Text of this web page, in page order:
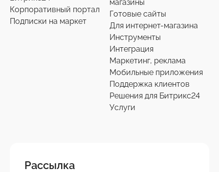
Настройки интеграций с маркетплайсами
Экспертиза производительности
Переход на старшие редакции8
Корпоративный портал
Подписки на маркет
магазины
Готовые сайты
Для интернет-магазина
Инструменты
Интеграция
Маркетинг, реклама
Мобильные приложения
Поддержка клиентов
Решения для Битрикс24
Услуги
Рассылка